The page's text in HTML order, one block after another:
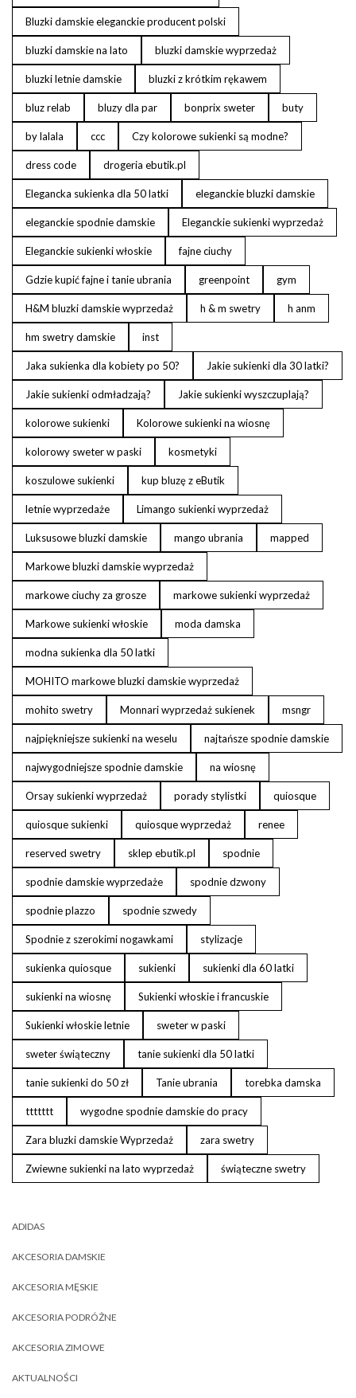
Bluzki damskie eleganckie producent polski
bluzki damskie na lato bluzki damskie wyprzedaż
bluzki letnie damskie bluzki z krótkim rękawem
bluz relab bluzy dla par bonprix sweter buty
by lalala ccc Czy kolorowe sukienki są modne?
dress code drogeria ebutik.pl
Elegancka sukienka dla 50 latki eleganckie bluzki damskie
eleganckie spodnie damskie Eleganckie sukienki wyprzedaż
Eleganckie sukienki włoskie fajne ciuchy
Gdzie kupić fajne i tanie ubrania greenpoint gym
H&M bluzki damskie wyprzedaż h & m swetry h anm
hm swetry damskie inst
Jaka sukienka dla kobiety po 50? Jakie sukienki dla 30 latki?
Jakie sukienki odmładzają? Jakie sukienki wyszczuplają?
kolorowe sukienki Kolorowe sukienki na wiosnę
kolorowy sweter w paski kosmetyki
koszulowe sukienki kup bluzę z eButik
letnie wyprzedaże Limango sukienki wyprzedaż
Luksusowe bluzki damskie mango ubrania mapped
Markowe bluzki damskie wyprzedaż
markowe ciuchy za grosze markowe sukienki wyprzedaż
Markowe sukienki włoskie moda damska
modna sukienka dla 50 latki
MOHITO markowe bluzki damskie wyprzedaż
mohito swetry Monnari wyprzedaż sukienek msngr
najpiękniejsze sukienki na weselu najtańsze spodnie damskie
najwygodniejsze spodnie damskie na wiosnę
Orsay sukienki wyprzedaż porady stylistki quiosque
quiosque sukienki quiosque wyprzedaż renee
reserved swetry sklep ebutik.pl spodnie
spodnie damskie wyprzedaże spodnie dzwony
spodnie plazzo spodnie szwedy
Spodnie z szerokimi nogawkami stylizacje
sukienka quiosque sukienki sukienki dla 60 latki
sukienki na wiosnę Sukienki włoskie i francuskie
Sukienki włoskie letnie sweter w paski
sweter świąteczny tanie sukienki dla 50 latki
tanie sukienki do 50 zł Tanie ubrania torebka damska
ttttttt wygodne spodnie damskie do pracy
Zara bluzki damskie Wyprzedaż zara swetry
Zwiewne sukienki na lato wyprzedaż świąteczne swetry
ADIDAS
AKCESORIA DAMSKIE
AKCESORIA MĘSKIE
AKCESORIA PODRÓŻNE
AKCESORIA ZIMOWE
AKTUALNOŚCI